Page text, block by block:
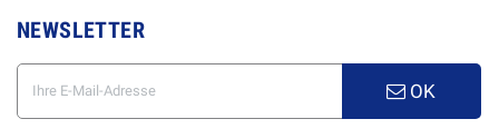
NEWSLETTER
OK